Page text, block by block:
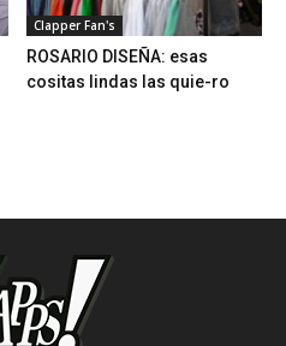
Clapper Fan's
ROSARIO DISEÑA: esas
cositas lindas las quie-ro